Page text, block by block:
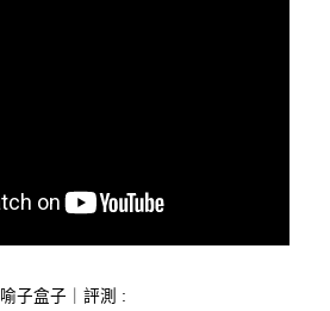
喻子盒子｜評測 :